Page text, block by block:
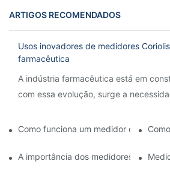
ARTIGOS RECOMENDADOS
Usos inovadores de medidores
farmacêutica
A indústria farmacêutica está em
com essa evolução, surge a
Como funciona um medidor de vazão
A importância dos medidores de